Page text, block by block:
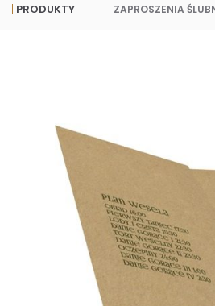
PRODUKTY ZAPROSZENIA